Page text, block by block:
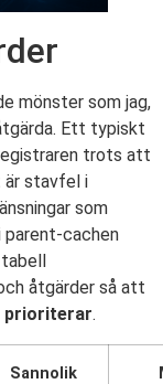
mönster som jag,
Ett typiskt
trots att
är stavfel i
som
parent-cachen
åtgärder så att
prioriterar.
Sannolik